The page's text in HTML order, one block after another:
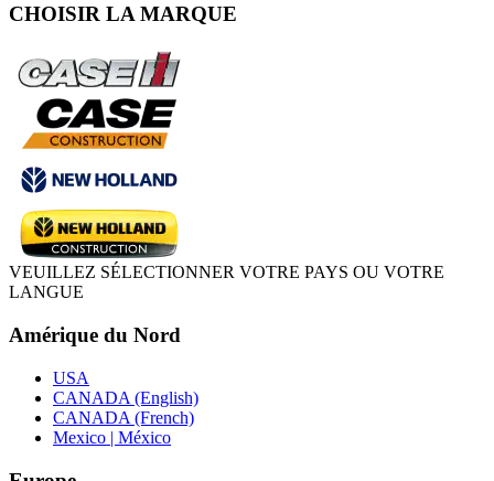
CHOISIR LA MARQUE
VEUILLEZ SÉLECTIONNER VOTRE PAYS OU VOTRE
LANGUE
Amérique du Nord
USA
CANADA (English)
CANADA (French)
Mexico | México